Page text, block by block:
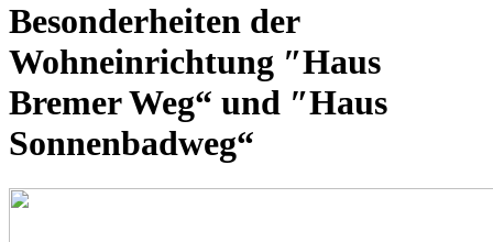
Besonderheiten der
Wohneinrichtung ″Haus
Bremer Weg“ und ″Haus
Sonnenbadweg“